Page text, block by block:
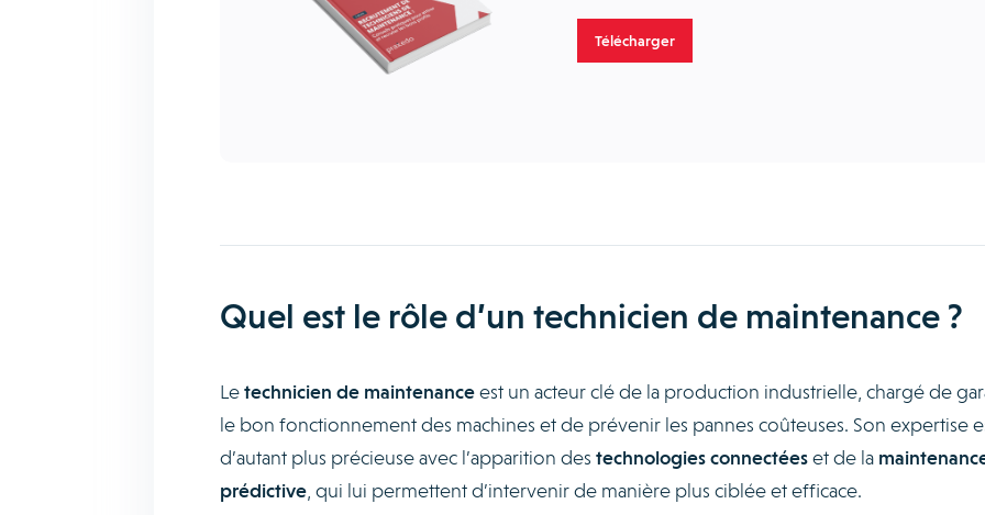
Télécharger
Quel est le rôle d’un technicien de maintenance ?
Letechnicien de maintenanceest un acteur clé de la production industrielle, chargé de
le bon fonctionnement des machines et de prévenir les pannes coûteuses. Son expertise
d’autant plus précieuse avec l’apparition des technologies connectéeset de la
prédictive, qui lui permettent d’intervenir de manière plus ciblée et efficace.